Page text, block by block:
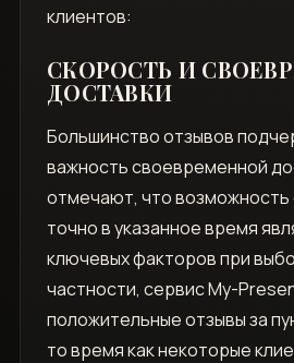
клиентов:
СКОРОСТЬ И
ДОСТАВКИ
Большинство отзывов
важность своевременной
отмечают, что возможность
точно в указанное время
ключевых факторов при
частности, сервис My-
положительные отзывы за
то время как некоторые